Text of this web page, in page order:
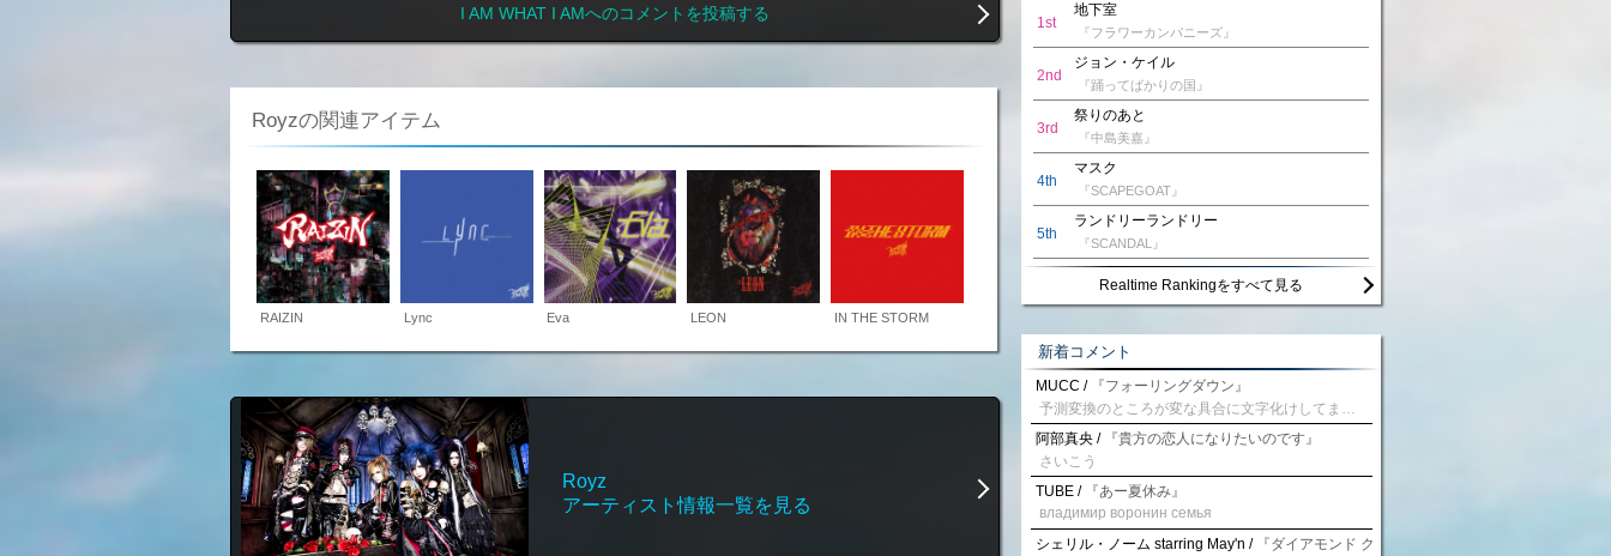
I AM WHAT I AMへのコメントを投稿する
Royzの関連アイテム
RAIZIN Lync Eva LEON IN THE STORM
Royz
アーティスト情報一覧を見る
1st
地下室
『フラワーカンパニーズ』
2nd
ジョン・ケイル
『踊ってばかりの国』
3rd
祭りのあと
『中島美嘉』
4th
マスク
『SCAPEGOAT』
5th
ランドリーランドリー
『SCANDAL』
Realtime Rankingをすべて見る
新着コメント
MUCC / 『フォーリングダウン』
阿部真央 / 『貴方の恋人になりたいのです』
さいこう
TUBE / 『あー夏休み』
владимир воронин семья
シェリル・ノーム starring May'n / 『ダイアモンド クレバス/射手座☆午後九時 Don't be